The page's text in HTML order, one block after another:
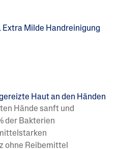
Haut an den Händen
Hände sanft und
der Bakterien
ohne Reibemittel